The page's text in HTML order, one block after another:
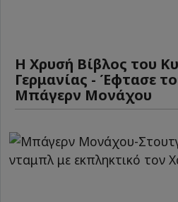
Η Χρυσή Βίβλος του
Γερμανίας - Έφτασε
Μπάγερν Μονάχου